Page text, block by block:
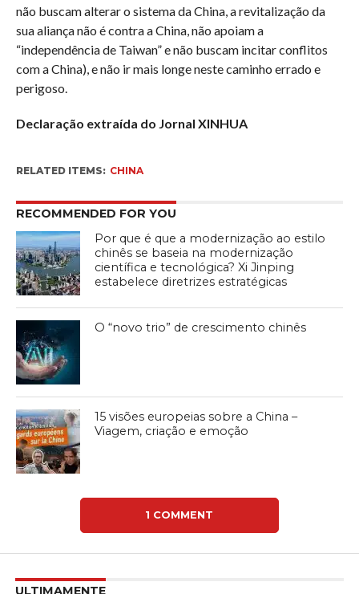
não buscam alterar o sistema da China, a revitalização da
sua aliança não é contra a China, não apoiam a
“independência de Taiwan” e não buscam incitar conflitos
com a China), e não ir mais longe neste caminho errado e
perigoso.
Declaração extraída do Jornal XINHUA
RELATED ITEMS: CHINA
RECOMMENDED FOR YOU
Por que é que a modernização ao estilo
chinês se baseia na modernização
científica e tecnológica? Xi Jinping
estabelece diretrizes estratégicas
O “novo trio” de crescimento chinês
15 visões europeias sobre a China –
Viagem, criação e emoção
1 COMMENT
ULTIMAMENTE